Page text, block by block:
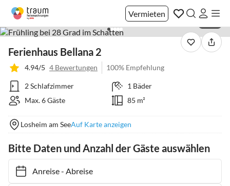
Vermieten
Ferienhaus Bellana 2
4.94/5 4 Bewertungen 100% Empfehlung
2 Schlafzimmer
1 Bäder
Max. 6 Gäste
85 m²
Losheim am SeeAuf Karte anzeigen
Bitte Daten und Anzahl der Gäste auswählen
Anreise- Abreise